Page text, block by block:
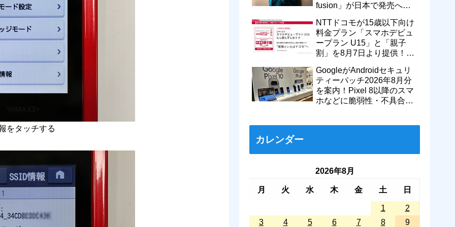
をタッチする
fusion」が日本で発売へ！
過
NTTドコモが15歳以下向け
料金プラン「スマホデビュ
ープラン U15」と「親子
割」を8月7日より提供！親
550円割引に
GoogleがAndroidセキュリ
ティーパッチ2026年8月分
を案内！Pixel 8以降のスマ
ホなどに脆弱性・不具合の
カレンダー
2026年8月
月 火 水 木 金 土 日
1
2
3
4 5 6 7 8 9